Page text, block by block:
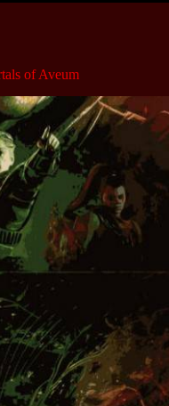
of Aveum